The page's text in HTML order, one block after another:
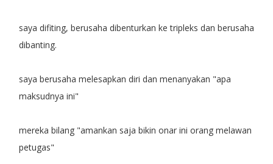
saya difiting, berusaha dibenturkan ke tripleks dan berusaha
dibanting.
saya berusaha melesapkan diri dan menanyakan "apa
maksudnya ini"
mereka bilang "amankan saja bikin onar ini orang melawan
petugas"